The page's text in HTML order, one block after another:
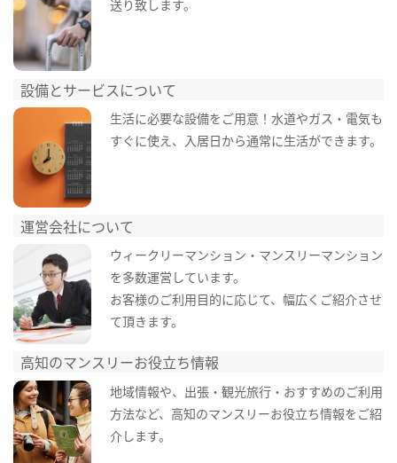
送り致します。
設備とサービスについて
生活に必要な設備をご用意！水道やガス・電気も
すぐに使え、入居日から通常に生活ができます。
運営会社について
ウィークリーマンション・マンスリーマンション
を多数運営しています。
お客様のご利用目的に応じて、幅広くご紹介させ
て頂きます。
高知のマンスリーお役立ち情報
地域情報や、出張・観光旅行・おすすめのご利用
方法など、高知のマンスリーお役立ち情報をご紹
介します。